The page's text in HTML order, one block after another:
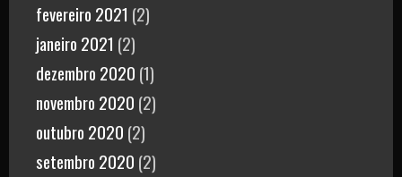
fevereiro 2021 (2)
janeiro 2021 (2)
dezembro 2020 (1)
novembro 2020 (2)
outubro 2020 (2)
setembro 2020 (2)